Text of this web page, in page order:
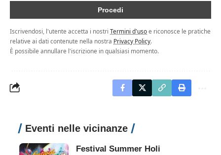
Iscrivendosi, l'utente accetta i nostri Termini d'usoe riconosce le pratiche
relative ai dati contenute nella nostra Privacy Policy.
È possibile annullare l'iscrizione in qualsiasi momento.
Eventi nelle vicinanze
Festival Summer Holi